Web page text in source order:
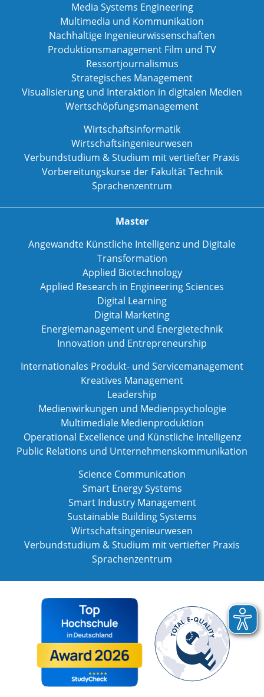
Media Systems Engineering
Multimedia und Kommunikation
Nachhaltige Ingenieurwissenschaften
Produktionsmanagement Film und TV
Ressortjournalismus
Strategisches Management
Visualisierung und Interaktion in digitalen Medien
Wertschöpfungsmanagement
Wirtschaftsinformatik
Wirtschaftsingenieurwesen
Verbundstudium & Studium mit vertiefter Praxis
Vorbereitungskurse der Fakultät Technik
Sprachenzentrum
Master
Angewandte Künstliche Intelligenz und Digitale
Transformation
Applied Biotechnology
Applied Research in Engineering Sciences
Digital Learning
Digital Marketing
Energiemanagement und Energietechnik
Innovation und Entrepreneurship
Internationales Produkt- und Servicemanagement
Kreatives Management
Leadership
Medienwirkungen und Medienpsychologie
Multimediale Medienproduktion
Operational Excellence und Künstliche Intelligenz
Public Relations und Unternehmenskommunikation
Science Communication
Smart Energy Systems
Smart Industry Management
Sustainable Building Systems
Wirtschaftsingenieurwesen
Verbundstudium & Studium mit vertiefter Praxis
Sprachenzentrum